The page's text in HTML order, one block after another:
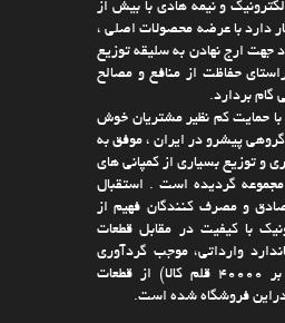
و نیمه هادی با بیش از
دارد با عرضه محصولات اصلی ،
جهت ارج نهادن به سلیقه توزیع
حفاظت از منافع و مصالح
گام بردارد.
حمایت كم نظیر مشتریان خوش
گروهی پیشرو در ایران ، موفق به
و توزیع بسیاری از كمپانی های
گردیده است . استقبال
و مصرف كنندگان فهیم از
با كیفیت در مقابل قطعات
وارداتی، موجب گردآوری
طیف وسیعی (بالغ بر 40000 قلم كالا)‌ از قطعات
دراین فروشگاه شده است.